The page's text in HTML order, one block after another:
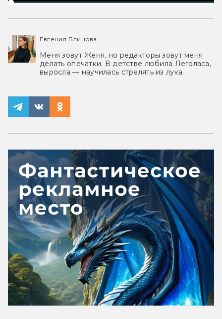
Евгения Блинова
Меня зовут Женя, но редакторы зовут меня
делать опечатки. В детстве любила Леголаса,
выросла — научилась стрелять из лука.